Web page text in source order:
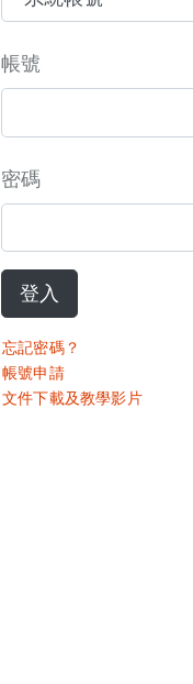
帳號
密碼
登入
忘記密碼？
帳號申請
文件下載及教學影片